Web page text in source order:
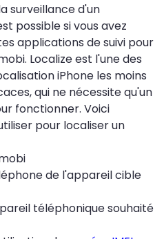
surveillance d'un
possible si vous avez
applications de suivi pour
Localize est l'une des
iPhone les moins
qui ne nécessite qu'un
fonctionner. Voici
pour localiser un
de l'appareil cible
téléphonique souhaité